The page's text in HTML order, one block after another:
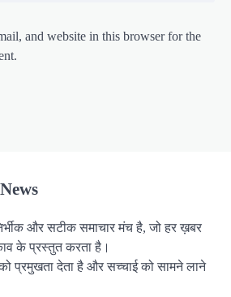
and website in this browser for the
और सटीक समाचार मंच है, जो हर ख़बर
के प्रस्तुत करता है।
प्रमुखता देता है और सच्चाई को सामने लाने